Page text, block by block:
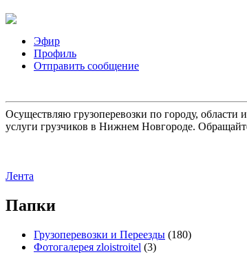
Эфир
Профиль
Отправить сообщение
Осуществляю грузоперевозки по городу,
услуги грузчиков в Нижнем Новгороде.
Лента
Папки
Грузоперевозки и Переезды (180)
Фотогалерея zloistroitel (3)